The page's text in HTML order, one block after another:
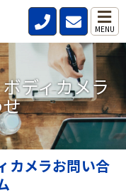
MENU
ディカメラ
カメラお問い合